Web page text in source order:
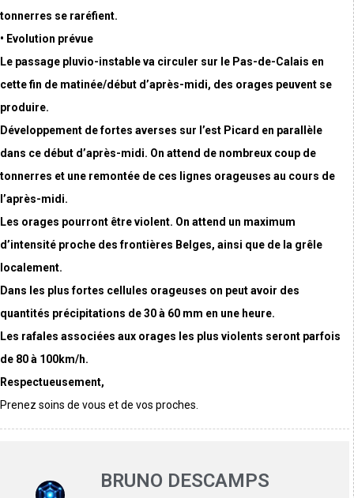
tonnerres se raréfient.
• Evolution prévue
Le passage pluvio-instable va circuler sur le Pas-de-Calais en
cette fin de matinée/début d’après-midi, des orages peuvent se
produire.
Développement de fortes averses sur l’est Picard en parallèle
dans ce début d’après-midi. On attend de nombreux coup de
tonnerres et une remontée de ces lignes orageuses au cours de
l’après-midi.
Les orages pourront être violent. On attend un maximum
d’intensité proche des frontières Belges, ainsi que de la grêle
localement.
Dans les plus fortes cellules orageuses on peut avoir des
quantités précipitations de 30 à 60 mm en une heure.
Les rafales associées aux orages les plus violents seront parfois
de 80 à 100km/h.
Respectueusement,
Prenez soins de vous et de vos proches.
BRUNO DESCAMPS